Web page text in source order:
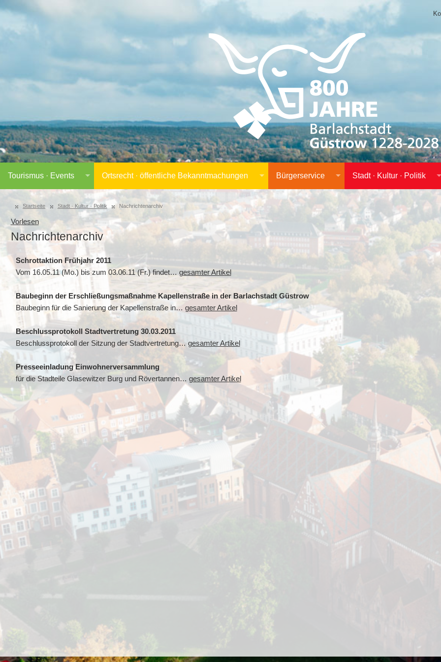
Tourismus · Events Ortsrecht · öffentliche Bekanntmachungen Bürgerservice Stadt · Kultur · Politik
Startseite Stadt · Kultur · Politik Nachrichtenarchiv
Vorlesen
Nachrichtenarchiv
Schrottaktion Frühjahr 2011
Vom 16.05.11 (Mo.) bis zum 03.06.11 (Fr.) findet… gesamter Artikel
Baubeginn der Erschließungsmaßnahme Kapellenstraße in der Barlachstadt Güstrow
Baubeginn für die Sanierung der Kapellenstraße in… gesamter Artikel
Beschlussprotokoll Stadtvertretung 30.03.2011
Beschlussprotokoll der Sitzung der Stadtvertretung… gesamter Artikel
Presseeinladung Einwohnerversammlung
für die Stadteile Glasewitzer Burg und Rövertannen… gesamter Artikel